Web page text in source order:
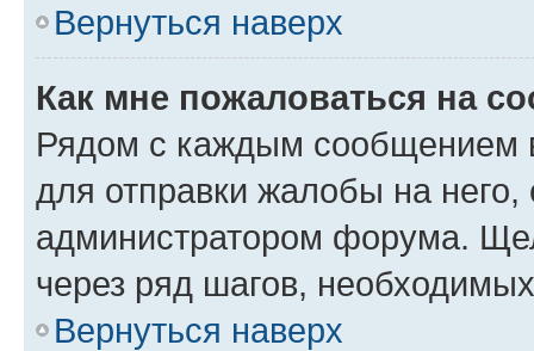
Вернуться наверх
Как мне пожаловаться на
Рядом с каждым сообщением
для отправки жалобы на
администратором форума.
через ряд шагов,
Вернуться наверх